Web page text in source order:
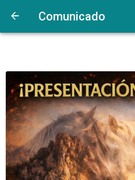
Comunicado